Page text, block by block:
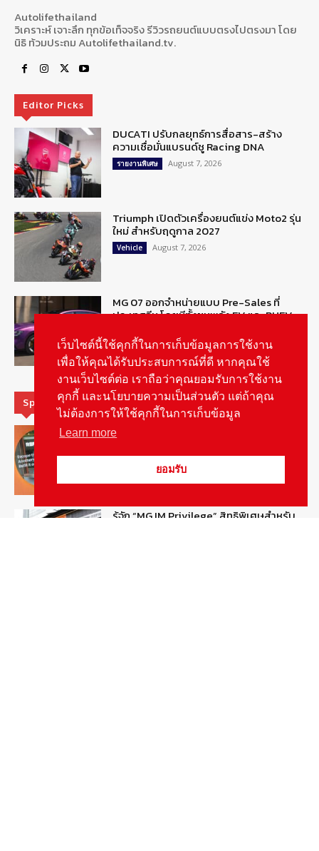
Autolifethailand
วิเคราะห์ เจาะลึก ทุกข้อเท็จจริง รีวิวรถยนต์แบบตรงไปตรงมา โดย
นิธิ ท้วมประถม Autolifethailand.tv.
Editor Picks
DUCATI ปรับกลยุทธ์การสื่อสาร-สร้าง
ความเชื่อมั่นแบรนด์ชู Racing DNA
รายงานพิเศษ August 7, 2026
Triumph เปิดตัวเครื่องยนต์แข่ง Moto2 รุ่น
ใหม่ สำหรับฤดูกาล 2027
Vehicle August 7, 2026
MG 07 ออกจำหน่ายแบบ Pre-Sales ที่
ประเทศจีน โดยมีทั้งขุมพลัง EV และ PHEV
Special Picks
MG ลั่นกลองรบ! เตรียมลุยชิงส่วนแบ่งตลาด
รู้จัก “MG IM Privilege” สิทธิพิเศษสำหรับ
เว็บไซต์นี้ใช้คุกกี้ในการเก็บข้อมูลการใช้งาน
เพื่อให้คุณได้รับประสบการณ์ที่ดี หากคุณใช้
งานเว็บไซต์ต่อ เราถือว่าคุณยอมรับการใช้งาน
คุกกี้ และนโยบายความเป็นส่วนตัว แต่ถ้าคุณ
ไม่ต้องการให้ใช้คุกกี้ในการเก็บข้อมูล
Learn more
ยอมรับ